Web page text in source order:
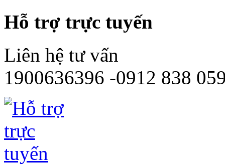
Hỗ trợ trực tuyến
Liên hệ tư vấn
1900636396 -0912 838